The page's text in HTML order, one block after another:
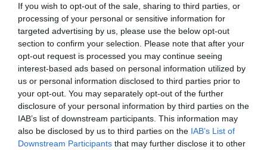
If you wish to opt-out of the sale, sharing to third parties, or
processing of your personal or sensitive information for
targeted advertising by us, please use the below opt-out
section to confirm your selection. Please note that after your
opt-out request is processed you may continue seeing
interest-based ads based on personal information utilized by
us or personal information disclosed to third parties prior to
your opt-out. You may separately opt-out of the further
disclosure of your personal information by third parties on the
IAB’s list of downstream participants. This information may
also be disclosed by us to third parties on the IAB’s List of
Downstream Participants that may further disclose it to other
Μουσική:
Σταμάτης Κραουνάκης
Στίχοι:Λίνα Νικολακοπούλου
Σκηνικά: Μανόλης Παντελιδάκης
Κοστούμια:Χάρης Σουλιώτης
Σχεδιασμός φωτισμού: Λευτέρης Παυλόπουλος
Χορογραφία:Μάρκος Γιακουμόγλου
Μουσική ενορχήστρωση:Δημήτρης Ανδρεάδης
Διεύθυνση παραγωγής:
Κατερίνα Μπερδέκα
Βοηθός σκηνοθέτη-παραγωγής:Κωνσταντίνος
Φρίγγας